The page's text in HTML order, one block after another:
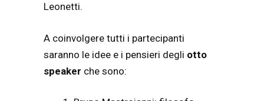
Leonetti.
A coinvolgere tutti i partecipanti
saranno le idee e i pensieri degli otto
speaker che sono: